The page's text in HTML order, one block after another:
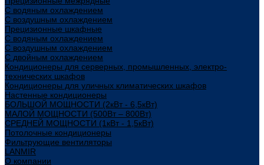
С водяным охлаждением
С воздушным охлаждением
Прецизионные шкафные
С водяным охлаждением
С воздушным охлаждением
С двойным охлаждением
Кондиционеры для серверных, промышленных, электро-
технических шкафов
Кондиционеры для уличных климатических шкафов
Настенные кондиционеры
БОЛЬШОЙ МОЩНОСТИ (2кВт - 6,5кВт)
МАЛОЙ МОЩНОСТИ (500Вт – 800Вт)
СРЕДНЕЙ МОЩНОСТИ (1кВт - 1,5кВт)
Потолочные кондиционеры
Фильтрующие вентиляторы
LANMIR
О компании